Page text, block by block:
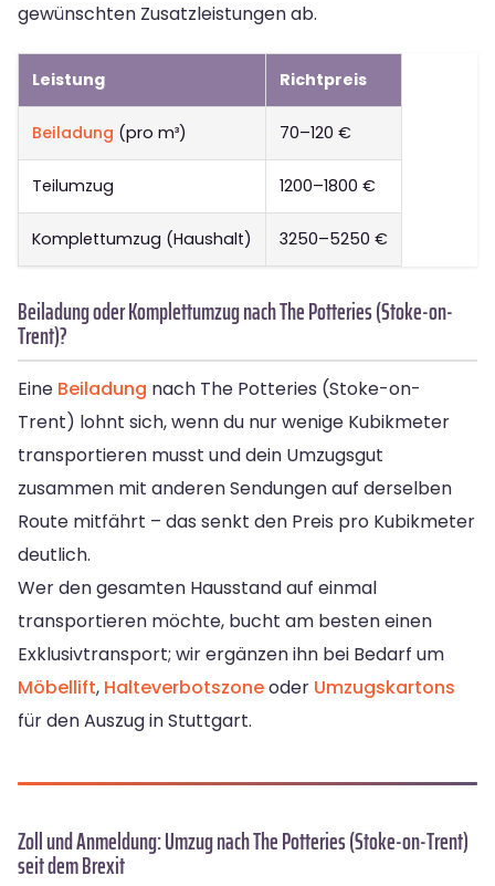
gewünschten Zusatzleistungen ab.
Leistung Richtpreis
Beiladung (pro m³) 70–120 €
Teilumzug 1200–1800 €
Komplettumzug (Haushalt) 3250–5250 €
Beiladung oder Komplettumzug nach The Potteries (Stoke-on-
Trent)?
Eine Beiladung nach The Potteries (Stoke-on-
Trent) lohnt sich, wenn du nur wenige Kubikmeter
transportieren musst und dein Umzugsgut
zusammen mit anderen Sendungen auf derselben
Route mitfährt – das senkt den Preis pro Kubikmeter
deutlich.
Wer den gesamten Hausstand auf einmal
transportieren möchte, bucht am besten einen
Exklusivtransport; wir ergänzen ihn bei Bedarf um
Möbellift, Halteverbotszoneoder Umzugskartons
für den Auszug in Stuttgart.
Zoll und Anmeldung: Umzug nach The Potteries (Stoke-on-Trent)
seit dem Brexit